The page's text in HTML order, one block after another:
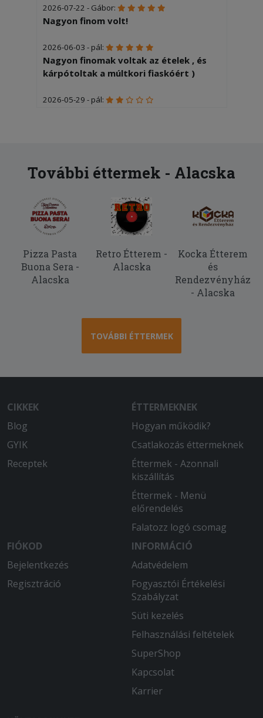
2026-07-22 - Gábor:
Nagyon finom volt!
2026-06-03 - pál:
Nagyon finomak voltak az ételek , és
kárpótoltak a múltkori fiaskóért )
2026-05-29 - pál:
hibát , eddig 30 perc alatt nem tudták
korrigálni a hiányt
2026-01-05 - Gabriella:
A hamburger menühöz járó üditő nem
érkezett meg a rendeléssel
2026-01-03 - Gábor:
Mint mindig most is nagyon finom volt.
beszélve egy hajszál is a számba
Futár elmondása alapján 8-szor hívta a
telefonszámot, nem csörgött 1x sem.
Semmilyen értesítés nem jött csak a
legutolsó hívásról. 150perc után hideg
kértünk 2-.plusz feltétet a másikra
semmit! És úgy érkezett meg hogy
mind a kettőn 1-1 feltét volt a kettő
szerettünk volna nem pedig 1-1 mind a
kettőre ! A figyelmesség fontos lenne!
Mindig szuper és finom étel
További éttermek - Alacska
Pizza Pasta
Buona Sera -
Alacska
Retro Étterem -
Alacska
Kocka Étterem
és
Rendezvényház
- Alacska
TOVÁBBI ÉTTERMEK
CIKKEK
Blog
GYIK
Receptek
ÉTTERMEKNEK
Hogyan működik?
Csatlakozás éttermeknek
Éttermek - Azonnali
kiszállítás
Éttermek - Menü
előrendelés
Falatozz logó csomag
FIÓKOD
Bejelentkezés
Regisztráció
INFORMÁCIÓ
Adatvédelem
Fogyasztói Értékelési
Szabályzat
Süti kezelés
Felhasználási feltételek
SuperShop
Kapcsolat
Karrier